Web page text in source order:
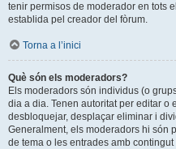
tenir permisos de moderador en tots
establida pel creador del fòrum.
Torna a l’inici
Què són els moderadors?
Els moderadors són individus (o
dia a dia. Tenen autoritat per editar o
desbloquejar, desplaçar eliminar i
Generalment, els moderadors hi són
de tema o les entrades amb